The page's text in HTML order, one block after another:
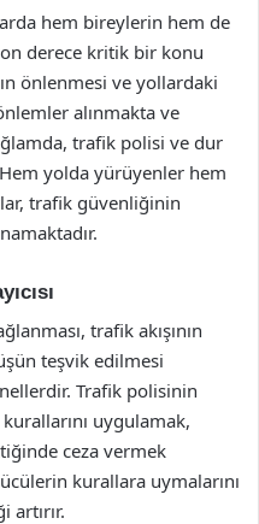
hem bireylerin hem de
derece kritik bir konu
önlenmesi ve yollardaki
alınmakta ve
trafik polisi ve dur
yolda yürüyenler hem
trafik güvenliğinin
trafik akışının
teşvik edilmesi
Trafik polisinin
uygulamak,
ceza vermek
kurallara uymalarını
artırır.